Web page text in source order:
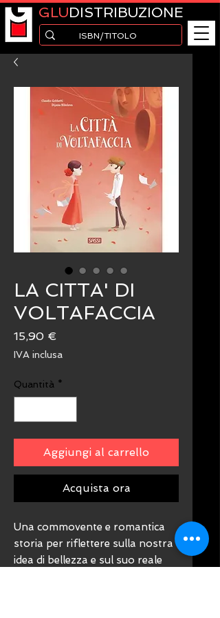
GLUDISTRIBUZIONE
LA CITTA' DI
VOLTAFACCIA
15,90 €
IVA inclusa
Quantità *
Aggiungi al carrello
Acquista ora
Una commovente e romantica
storia per riflettere sulla nostra
idea di bellezza e sul suo reale